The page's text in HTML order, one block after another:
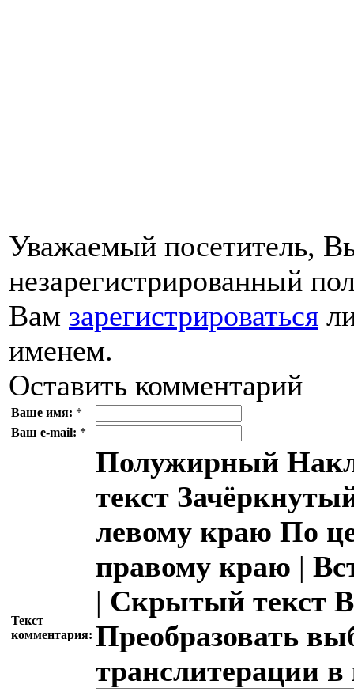
Уважаемый посетитель,
незарегистрированный
Вам зарегистрироваться
именем.
Оставить комментарий
Ваше имя: *
Ваш e-mail: *
Текст
комментария:
Полужирный
текст
левому краю По
правому краю |
| Скрытый текст
Преобразовать
транслитерации